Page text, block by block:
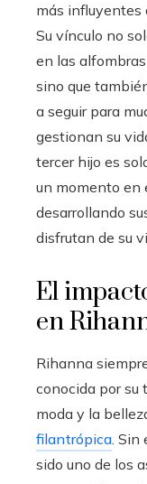
más influyentes
Su vínculo no
en las
sino que
a seguir para
gestionan su
tercer hijo es
un momento en
desarrollando
disfrutan de su
El
en
Rihanna
conocida por su
moda y la
filantrópica. Sin
sido uno de los